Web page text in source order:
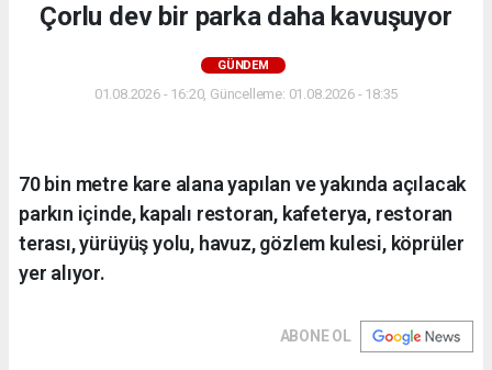
Çorlu dev bir parka daha kavuşuyor
GÜNDEM
01.08.2026 - 16:20, Güncelleme: 01.08.2026 - 18:35
70 bin metre kare alana yapılan ve yakında açılacak
parkın içinde, kapalı restoran, kafeterya, restoran
terası, yürüyüş yolu, havuz, gözlem kulesi, köprüler
yer alıyor.
ABONE OL